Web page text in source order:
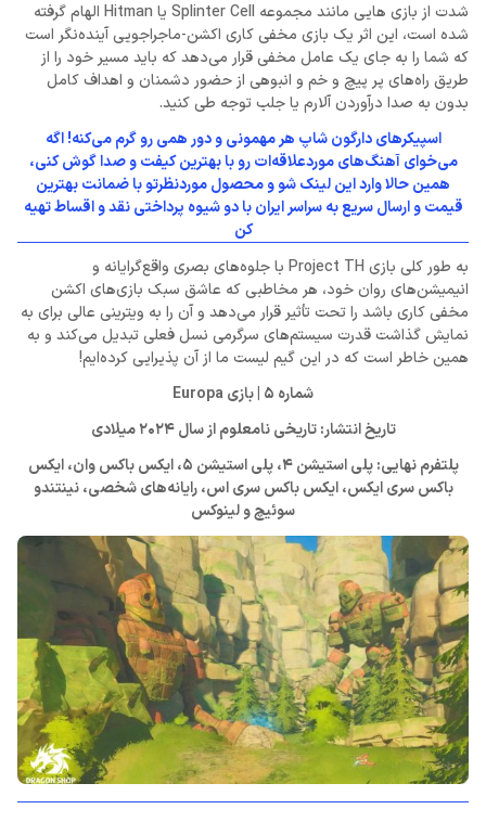
شدت از بازی هایی مانند مجموعه Splinter Cell یا Hitman الهام گرفته
شده است، این اثر یک بازی مخفی کاری اکشن-ماجراجویی آینده‌نگر است
که شما را به جای یک عامل مخفی قرار می‌دهد که باید مسیر خود را از
طریق راه‌های پر پیچ و خم و انبوهی از حضور دشمنان و اهداف کامل
بدون به صدا درآوردن آلارم یا جلب توجه طی کنید.
اسپیکرهای دارگون شاپ هر مهمونی و دور همی رو گرم می‌کنه! اگه
می‌خوای آهنگ‌های موردعلاقه‌ات رو با بهترین کیفت و صدا گوش کنی،
همین حالا وارد این لینک شو و محصول موردنظرتو با ضمانت بهترین
قیمت و ارسال سریع به سراسر ایران با دو شیوه پرداختی نقد و اقساط تهیه
کن
به طور کلی بازی Project TH با جلوه‌های بصری واقع‌گرایانه و
انیمیشن‌های روان خود، هر مخاطبی که عاشق سبک بازی‌های اکشن
مخفی کاری باشد را تحت تأثیر قرار می‌دهد و آن را به ویترینی عالی برای به
نمایش گذاشت قدرت سیستم‌های سرگرمی نسل فعلی تبدیل می‌کند و به
همین خاطر است که در این گیم لیست ما از آن پذیرایی کرده‌ایم!
شماره 5 | بازی Europa
تاریخ انتشار: تاریخی نامعلوم از سال 2024 میلادی
پلتفرم نهایی: پلی استیشن 4، پلی استیشن 5، ایکس باکس وان، ایکس
باکس سری ایکس، ایکس باکس سری اس،‌ رایانه‌های شخصی، نینتندو
سوئیچ و لینوکس